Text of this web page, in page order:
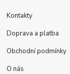
Kontakty
Doprava a platba
Obchodní podmínky
O nás